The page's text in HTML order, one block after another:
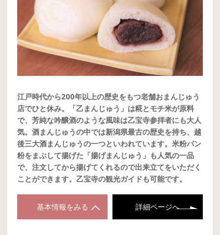
江戸時代から200年以上の歴史をもつ老舗おまんじゅう
店でひと休み。「乙まんじゅう」は糀とモチ米が原料
で、芳純な吟醸酒のような風味は乙宝寺参拝者にも大人
気。酒まんじゅうの中では新潟県最古の歴史を持ち、越
後三大酒まんじゅうの一つといわれています。米粉パン
粉をまぶして揚げた「揚げまんじゅう」も人気の一品
で、注文してから揚げてくれるので出来立てをいただく
ことができます。乙宝寺の観光ガイドも可能です。
基本情報をみる 詳細ページへ